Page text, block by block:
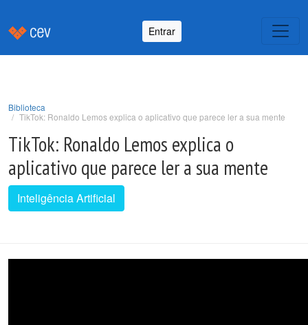
Entrar
Biblioteca
TikTok: Ronaldo Lemos explica o aplicativo que parece ler a sua mente
TikTok: Ronaldo Lemos explica o
aplicativo que parece ler a sua mente
Inteligência Artificial